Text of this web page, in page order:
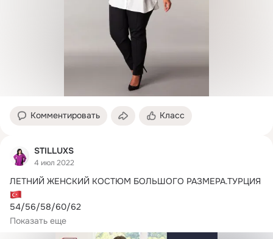
Комментировать Класс
STILLUXS
4 июл 2022
ЛЕТНИЙ ЖЕНСКИЙ КОСТЮМ БОЛЬШОГО РАЗМЕРА.ТУРЦИЯ
54/56/58/60/62
Женский летний костюм батал состоит из туники в
комплекте с бриджами
Показать еще